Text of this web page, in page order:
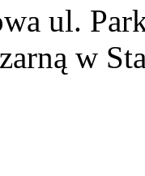
ul.
w